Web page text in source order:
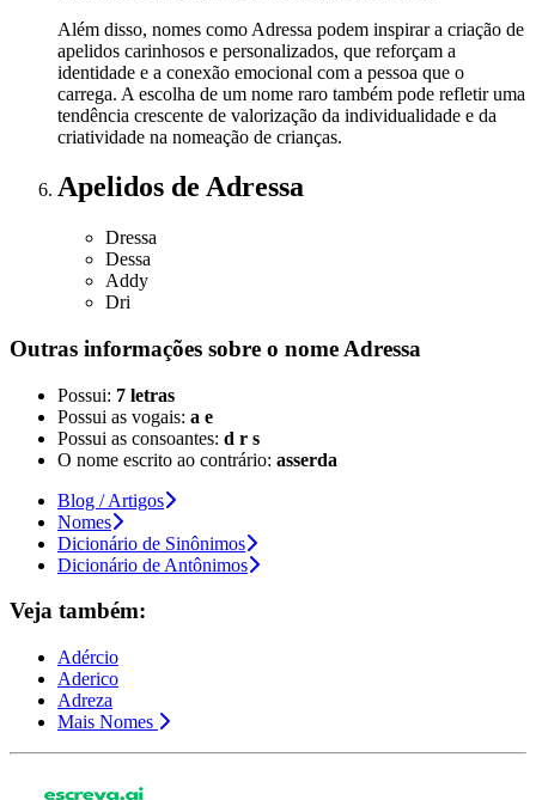
Além disso, nomes como Adressa podem inspirar a criação de
apelidos carinhosos e personalizados, que reforçam a
identidade e a conexão emocional com a pessoa que o
carrega. A escolha de um nome raro também pode refletir uma
tendência crescente de valorização da individualidade e da
criatividade na nomeação de crianças.
Apelidos de Adressa
Dressa
Dessa
Addy
Dri
Outras informações sobre o nome Adressa
Possui: 7 letras
Possui as vogais: a e
Possui as consoantes: d r s
O nome escrito ao contrário: asserda
Blog / Artigos
Nomes
Dicionário de Sinônimos
Dicionário de Antônimos
Veja também:
Adércio
Aderico
Adreza
Mais Nomes